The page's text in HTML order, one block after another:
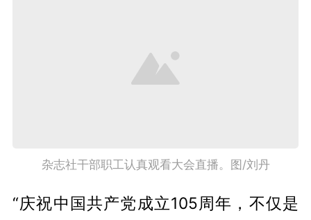
杂志社干部职工认真观看大会直播。图/刘丹
“庆祝中国共产党成立105周年，不仅是